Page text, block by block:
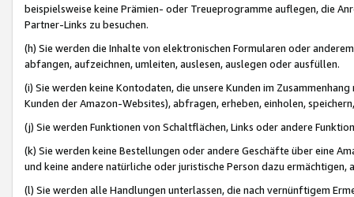
beispielsweise keine Prämien- oder Treueprogramme auflegen, die
Partner-Links zu besuchen.
(h) Sie werden die Inhalte von elektronischen Formularen oder
abfangen, aufzeichnen, umleiten, auslesen, auslegen oder ausfüllen.
(i) Sie werden keine Kontodaten, die unsere Kunden im
Kunden der Amazon-Websites), abfragen, erheben, einholen,
(j) Sie werden Funktionen von Schaltflächen, Links oder andere
(k) Sie werden keine Bestellungen oder andere Geschäfte über eine
und keine andere natürliche oder juristische Person dazu
(l) Sie werden alle Handlungen unterlassen, die nach vernünftigem